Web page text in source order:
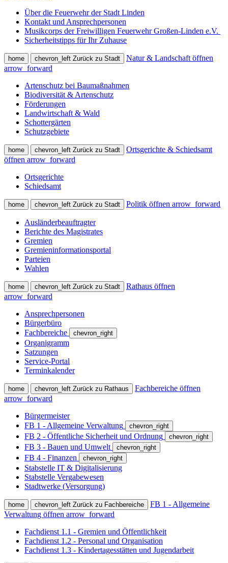
Über die Feuerwehr der Stadt Linden
Kontakt und Ansprechpersonen
Musikcorps der Freiwilligen Feuerwehr Großen-Linden e.V.
Sicherheitstipps für Ihr Zuhause
home chevron_left Zurück zu Stadt
Natur & Landschaft öffnen
arrow_forward
Artenschutz bei Baumaßnahmen
Biodiversität & Artenschutz
Förderungen
Landwirtschaft & Wald
Schottergärten
Schutzgebiete
home chevron_left Zurück zu Stadt
Ortsgerichte & Schiedsamt
öffnen arrow_forward
Ortsgerichte
Schiedsamt
home chevron_left Zurück zu Stadt Politik öffnen arrow_forward
Ausländerbeauftragter
Berichte des Magistrates
Gremien
Gremieninformationsportal
Parteien
Wahlen
home chevron_left Zurück zu Stadt
Rathaus öffnen
arrow_forward
Ansprechpersonen
Bürgerbüro
Fachbereiche
chevron_right
Organigramm
Satzungen
Service-Portal
Terminkalender
home chevron_left Zurück zu Rathaus
Fachbereiche öffnen
arrow_forward
Bürgermeister
FB 1 - Allgemeine Verwaltung
chevron_right
FB 2 - Öffentliche Sicherheit und Ordnung chevron_right
FB 3 - Bauen und Umwelt chevron_right
FB 4 - Finanzen chevron_right
Stabstelle IT & Digitalisierung
Stabstelle Vergabewesen
Stadtwerke (Versorgung)
home chevron_left Zurück zu Fachbereiche
FB 1 - Allgemeine
Verwaltung öffnen arrow_forward
Fachdienst 1.1 - Gremien und Öffentlichkeit
Fachdienst 1.2 - Personal und Organisation
Fachdienst 1.3 - Kindertagesstätten und Jugendarbeit